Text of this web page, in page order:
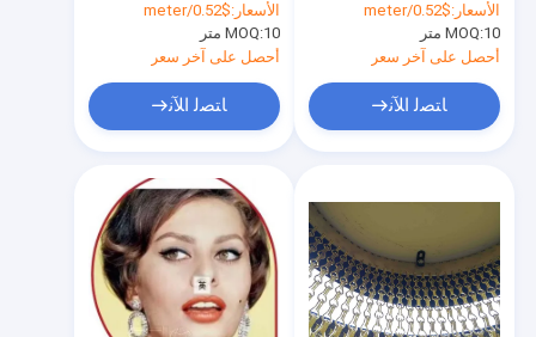
التجارية
الأسعار:$0.52/meter
MOQ:10 متر
أحصل على آخر سعر
ﺎﺘﺼﻟ ﺍﻶﻧ
التجارية
الأسعار:$0.52/meter
MOQ:10 متر
أحصل على آخر سعر
ﺎﺘﺼﻟ ﺍﻶﻧ